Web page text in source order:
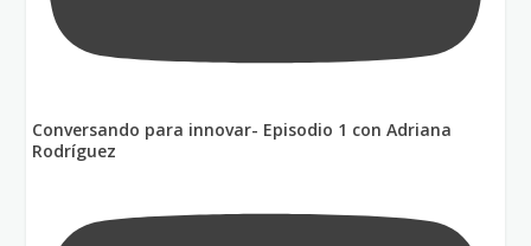
Conversando para innovar- Episodio 1 con Adriana
Rodríguez